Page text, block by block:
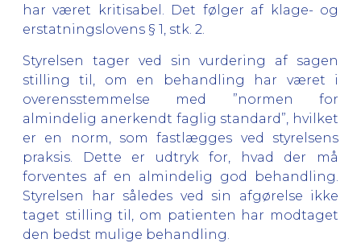
har været kritisabel. Det følger af klage- og
erstatningslovens § 1, stk. 2.
Styrelsen tager ved sin vurdering af sagen
stilling til, om en behandling har været i
overensstemmelse med ”normen for
almindelig anerkendt faglig standard”, hvilket
er en norm, som fastlægges ved styrelsens
praksis. Dette er udtryk for, hvad der må
forventes af en almindelig god behandling.
Styrelsen har således ved sin afgørelse ikke
taget stilling til, om patienten har modtaget
den bedst mulige behandling.